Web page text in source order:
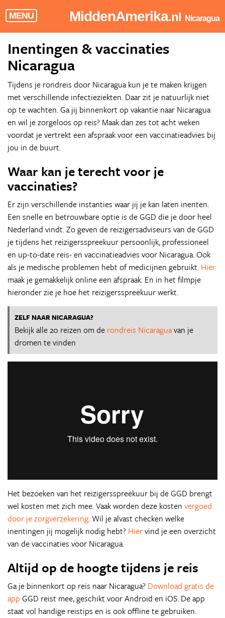
MENU MiddenAmerika.nl Nicaragua
Inentingen & vaccinaties
Nicaragua
Tijdens je rondreis door Nicaragua kun je te maken krijgen
met verschillende infectieziekten. Daar zit je natuurlijk niet
op te wachten. Ga jij binnenkort op vakantie naar Nicaragua
en wil je zorgeloos op reis? Maak dan zes tot acht weken
voordat je vertrekt een afspraak voor een vaccinatieadvies bij
jou in de buurt.
Waar kan je terecht voor je
vaccinaties?
Er zijn verschillende instanties waar jij je kan laten inenten.
Een snelle en betrouwbare optie is de GGD die je door heel
Nederland vindt. Zo geven de reizigersadviseurs van de GGD
je tijdens het reizigersspreekuur persoonlijk, professioneel
en up-to-date reis- en vaccinatieadvies voor Nicaragua. Ook
als je medische problemen hebt of medicijnen gebruikt. Hier
maak je gemakkelijk online een afspraak. En in het filmpje
hieronder zie je hoe het reizigersspreekuur werkt.
ZELF NAAR NICARAGUA?
Bekijk alle 20 reizen om de rondreis Nicaraguavan je
dromen te vinden
Het bezoeken van het reizigersspreekuur bij de GGD brengt
wel kosten met zich mee. Vaak worden deze kosten vergoed
door je zorgverzekering. Wil je alvast checken welke
inentingen jij mogelijk nodig hebt? Hiervind je een overzicht
van de vaccinaties voor Nicaragua.
Altijd op de hoogte tijdens je reis
Ga je binnenkort op reis naar Nicaragua? Download gratis de
app GGD reist mee, geschikt voor Android en iOS. De app
staat vol handige reistips en is ook offline te gebruiken.